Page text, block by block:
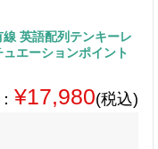
英語配列テンキーレ
エーションポイント
¥17,980(税込)